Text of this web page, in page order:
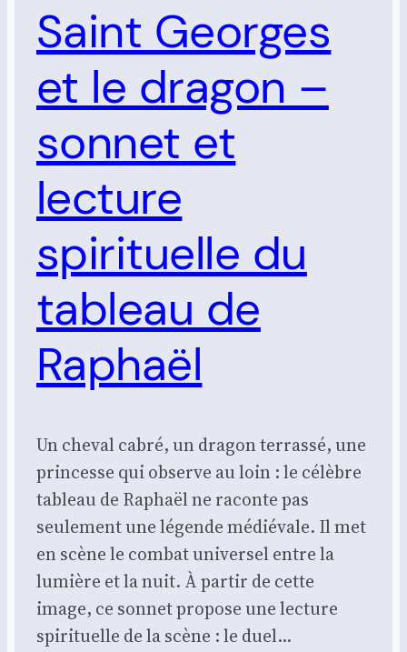
Saint Georges
et le dragon –
sonnet et
lecture
spirituelle du
tableau de
Raphaël
Un cheval cabré, un dragon terrassé, une
princesse qui observe au loin : le célèbre
tableau de Raphaël ne raconte pas
seulement une légende médiévale. Il met
en scène le combat universel entre la
lumière et la nuit. À partir de cette
image, ce sonnet propose une lecture
spirituelle de la scène : le duel…